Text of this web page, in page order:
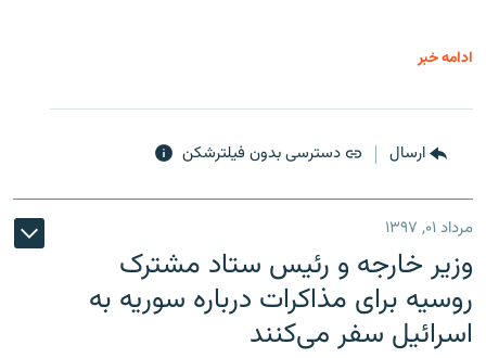
ادامه خبر
ارسال دسترسی بدون فیلترشکن
مرداد ۰۱, ۱۳۹۷
وزیر خارجه و رئیس‌ ستاد مشترک
روسیه برای مذاکرات درباره سوریه به
اسرائیل سفر می‌کنند